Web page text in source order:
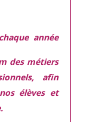
année
des métiers
afin
élèves et